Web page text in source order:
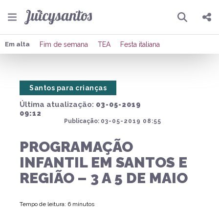
Pesquisar
Compartilhar
Em alta Fim de semana TEA Festa italiana
Última atualização: 03-05-2019
09:12
Publicação: 03-05-2019 08:55
Santos para crianças
PROGRAMAÇÃO
INFANTIL EM SANTOS E
REGIÃO – 3 A 5 DE MAIO
Tempo de leitura: 6 minutos